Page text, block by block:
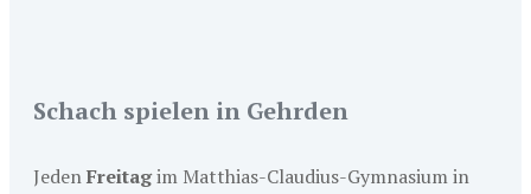
Schach spielen in Gehrden
JedenFreitagim Matthias-Claudius-Gymnasium in